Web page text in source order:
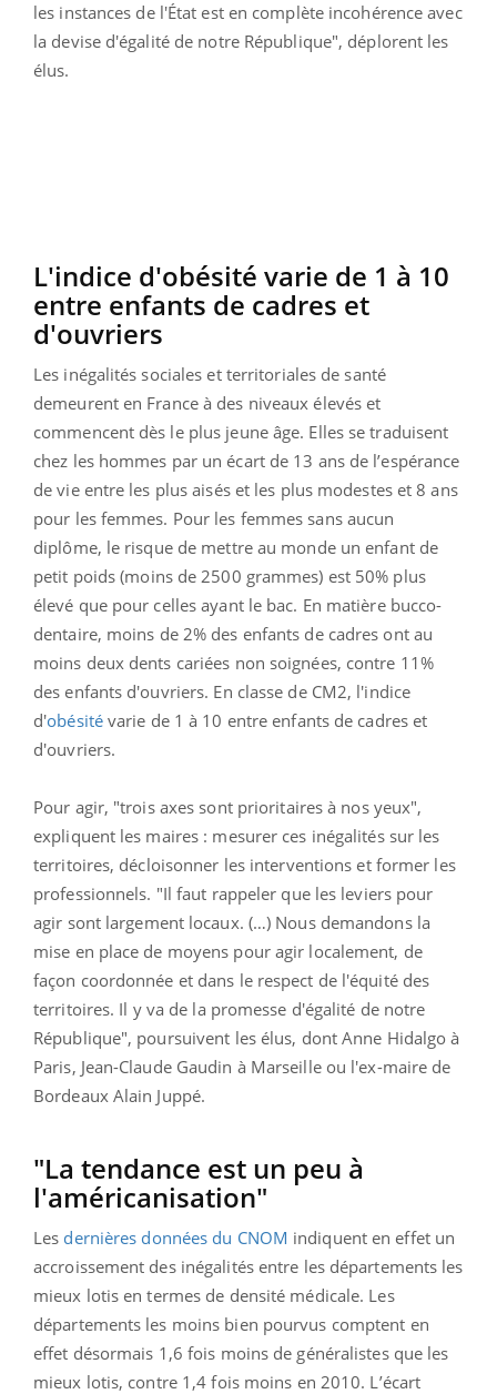
les instances de l'État est en complète incohérence avec
la devise d'égalité de notre République", déplorent les
élus.
L'indice d'obésité varie de 1 à 10
entre enfants de cadres et
d'ouvriers
Les inégalités sociales et territoriales de santé
demeurent en France à des niveaux élevés et
commencent dès le plus jeune âge. Elles se traduisent
chez les hommes par un écart de 13 ans de l’espérance
de vie entre les plus aisés et les plus modestes et 8 ans
pour les femmes. Pour les femmes sans aucun
diplôme, le risque de mettre au monde un enfant de
petit poids (moins de 2500 grammes) est 50% plus
élevé que pour celles ayant le bac. En matière bucco-
dentaire, moins de 2% des enfants de cadres ont au
moins deux dents cariées non soignées, contre 11%
des enfants d'ouvriers. En classe de CM2, l'indice
d'obésitévarie de 1 à 10 entre enfants de cadres et
d'ouvriers.
Pour agir, "trois axes sont prioritaires à nos yeux",
expliquent les maires : mesurer ces inégalités sur les
territoires, décloisonner les interventions et former les
professionnels. "Il faut rappeler que les leviers pour
agir sont largement locaux. (…) Nous demandons la
mise en place de moyens pour agir localement, de
façon coordonnée et dans le respect de l'équité des
territoires. Il y va de la promesse d'égalité de notre
République", poursuivent les élus, dont Anne Hidalgo à
Paris, Jean-Claude Gaudin à Marseille ou l'ex-maire de
Bordeaux Alain Juppé.
"La tendance est un peu à
l'américanisation"
Les dernières données du CNOM indiquent en effet un
accroissement des inégalités entre les départements les
mieux lotis en termes de densité médicale. Les
départements les moins bien pourvus comptent en
effet désormais 1,6 fois moins de généralistes que les
mieux lotis, contre 1,4 fois moins en 2010. L’écart